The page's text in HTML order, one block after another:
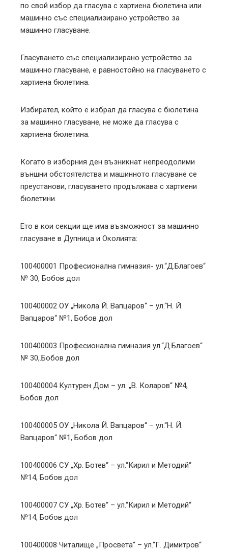
по свой избор да гласува с хартиена бюлетина или
машинно със специализирано устройство за
машинно гласуване.
Гласуването със специализирано устройство за
машинно гласуване, е равностойно на гласуването с
хартиена бюлетина.
Избирател, който е избрал да гласува с бюлетина
за машинно гласуване, не може да гласува с
хартиена бюлетина.
Когато в изборния ден възникнат непреодолими
външни обстоятелства и машинното гласуване се
преустанови, гласуването продължава с хартиени
бюлетини.
Ето в кои секции ще има възможност за машинно
гласуване в Дупница и Околията:
100400001 Професионална гимназия- ул.“Д.Благоев“
№ 30, Бобов дол
100400002 ОУ „Никола Й. Вапцаров“ – ул.“Н. Й.
Вапцаров“ №1, Бобов дол
100400003 Професионална гимназия ул.“Д.Благоев“
№ 30,.Бобов дол
100400004 Културен Дом – ул. „В. Коларов“ №4,
Бобов дол
100400005 ОУ „Никола Й. Вапцаров“ – ул.“Н. Й.
Вапцаров“ №1, Бобов дол
100400006 СУ „Хр. Ботев“ – ул.“Кирил и Методий“
№14, Бобов дол
100400007 СУ „Хр. Ботев“ – ул.“Кирил и Методий“
№14, Бобов дол
100400008 Читалище „Просвета“ – ул.“Г. Димитров“